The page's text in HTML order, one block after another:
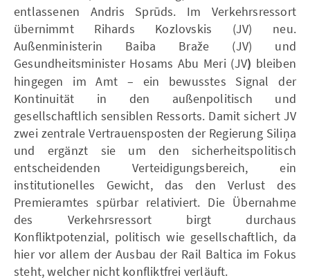
entlassenen Andris Sprūds. Im Verkehrsressort
übernimmt Rihards Kozlovskis (JV) neu.
Außenministerin Baiba Braže (JV) und
Gesundheitsminister Hosams Abu Meri (JV) bleiben
hingegen im Amt – ein bewusstes Signal der
Kontinuität in den außenpolitisch und
gesellschaftlich sensiblen Ressorts. Damit sichert JV
zwei zentrale Vertrauensposten der Regierung Siliņa
und ergänzt sie um den sicherheitspolitisch
entscheidenden Verteidigungsbereich, ein
institutionelles Gewicht, das den Verlust des
Premieramtes spürbar relativiert. Die Übernahme
des Verkehrsressort birgt durchaus
Konfliktpotenzial, politisch wie gesellschaftlich, da
hier vor allem der Ausbau der Rail Baltica im Fokus
steht, welcher nicht konfliktfrei verläuft.